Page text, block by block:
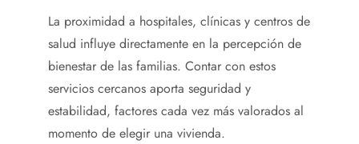
La proximidad a hospitales, clínicas y centros de
salud influye directamente en la percepción de
bienestar de las familias. Contar con estos
servicios cercanos aporta seguridad y
estabilidad, factores cada vez más valorados al
momento de elegir una vivienda.